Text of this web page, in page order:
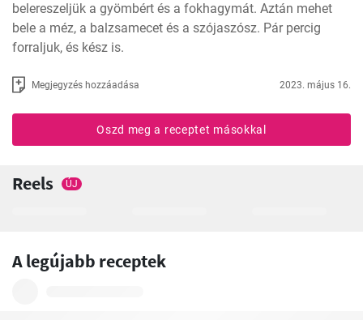
belereszeljük a gyömbért és a fokhagymát. Aztán mehet
bele a méz, a balzsamecet és a szójaszósz. Pár percig
forraljuk, és kész is.
Megjegyzés hozzáadása 2023. május 16.
Oszd meg a receptet másokkal
Reels ÚJ
A legújabb receptek